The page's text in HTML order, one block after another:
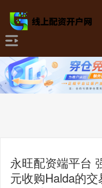
永旺配资端平台
元收购Halda的